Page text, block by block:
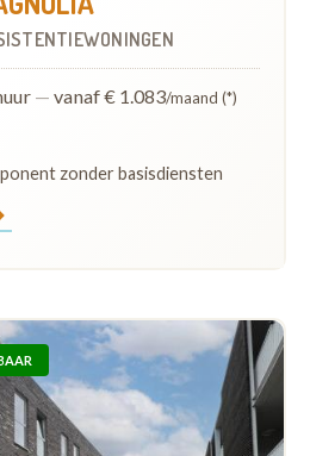
— vanaf € 1.083/maand (*)
zonder basisdiensten